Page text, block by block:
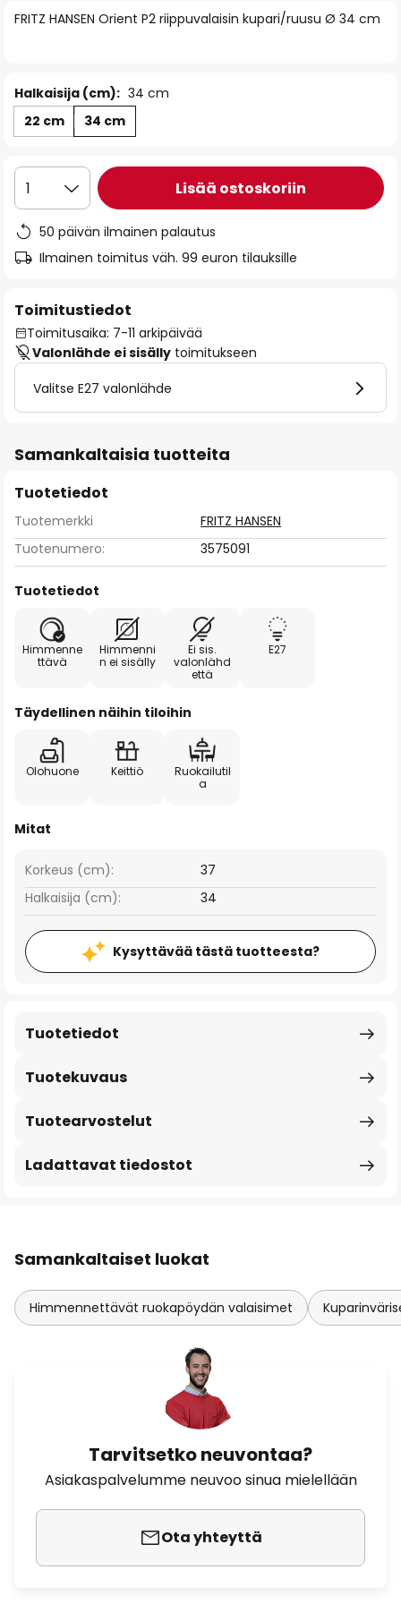
ofFRITZ HANSEN Orient P2 riippuvalaisin kupari/ruusu Ø 34 cm
Halkaisija (cm): 34 cm
22 cm
34 cm
1 Lisää ostoskoriin
50 päivän ilmainen palautus
Ilmainen toimitus väh. 99 euron tilauksille
Toimitustiedot
Toimitusaika: 7-11 arkipäivää
Valonlähde ei sisälly toimitukseen
Valitse E27 valonlähde
Samankaltaisia tuotteita
Tuotetiedot
Tuotemerkki
FRITZ HANSEN
Tuotenumero:
3575091
Tuotetiedot
Himmenne
ttävä
Himmenni
n ei sisälly
Ei sis.
valonlähd
että
E27
Täydellinen näihin tiloihin
Olohuone Keittiö
Ruokailutil
a
Mitat
Korkeus (cm):
37
Halkaisija (cm):
34
Kysyttävää tästä tuotteesta?
Tuotekuvaus
Tuotetiedot
Tuotearvostelut
Ladattavat tiedostot
Samankaltaiset luokat
Himmennettävät ruokapöydän valaisimet
Tarvitsetko neuvontaa?
Asiakaspalvelumme neuvoo sinua mielellään
Ota yhteyttä